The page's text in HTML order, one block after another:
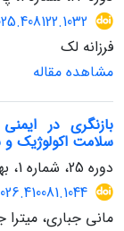
فرزانه لک
مشاهده مقاله
بازنگری در
سلامت اکولوژیک
دوره 25، شماره 1، بهار 1405
مانی جباری، میترا